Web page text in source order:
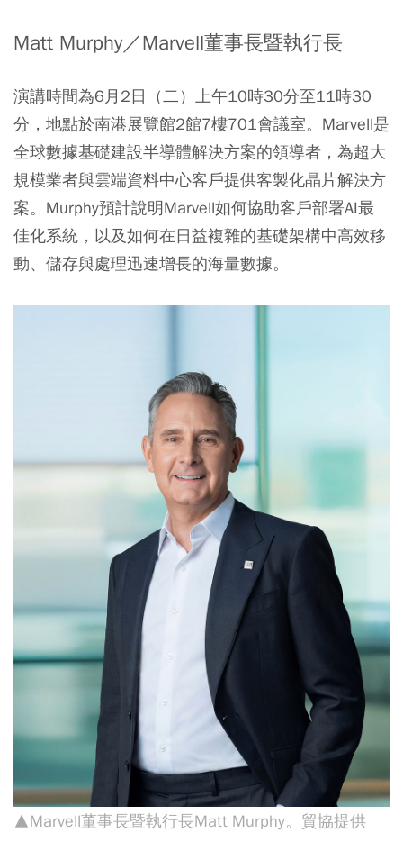
Matt Murphy／Marvell董事長暨執行長
演講時間為6月2日（二）上午10時30分至11時30
分，地點於南港展覽館2館7樓701會議室。Marvell是
全球數據基礎建設半導體解決方案的領導者，為超大
規模業者與雲端資料中心客戶提供客製化晶片解決方
案。Murphy預計說明Marvell如何協助客戶部署AI最
佳化系統，以及如何在日益複雜的基礎架構中高效移
動、儲存與處理迅速增長的海量數據。
▲Marvell董事長暨執行長​Matt Murphy。貿協提供